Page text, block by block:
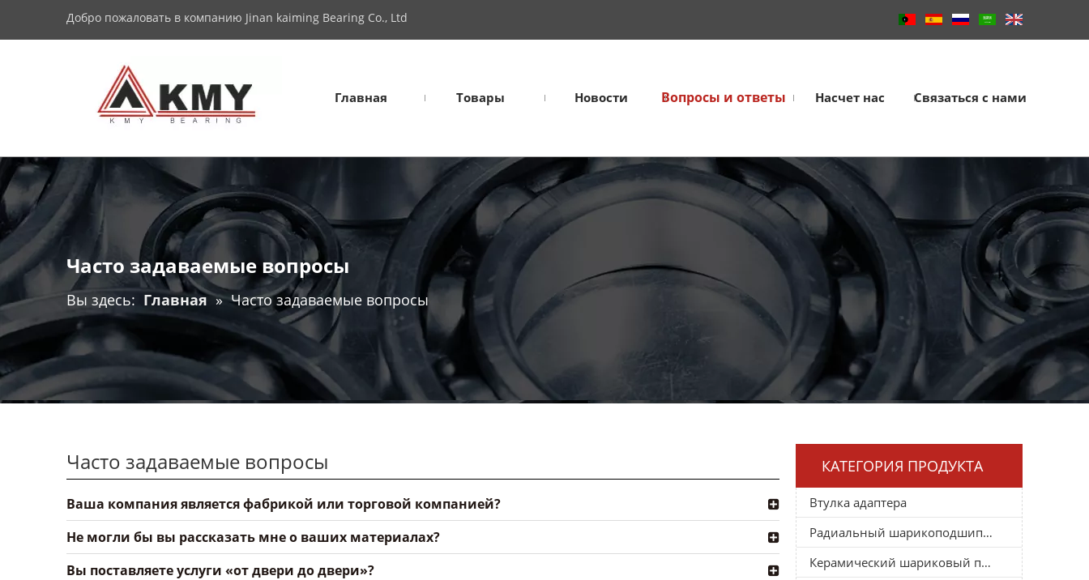
Добро пожаловать в компанию Jinan kaiming Bearing Co., Ltd
Главная Товары Новости Вопросы и ответы Насчет нас Связаться с нами
Часто задаваемые вопросы
Вы здесь: Главная » Часто задаваемые вопросы
Часто задаваемые вопросы
Ваша компания является фабрикой или торговой компанией?
Не могли бы вы рассказать мне о ваших материалах?
Вы поставляете услуги «от двери до двери»?
КАТЕГОРИЯ ПРОДУКТА
Втулка адаптера
Радиальный шарикоподшипник
Керамический шариковый подшипник